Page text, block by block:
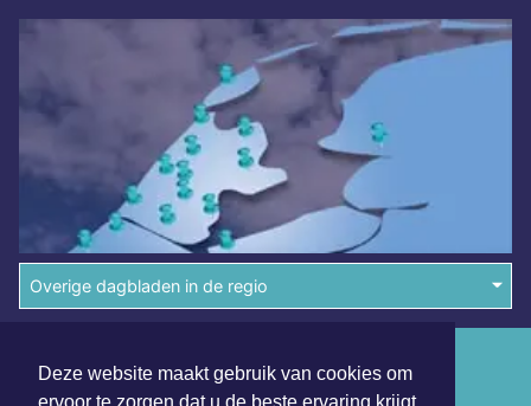
Deze website maakt gebruik van cookies om
Overige dagbladen in de regio
Disclaimer